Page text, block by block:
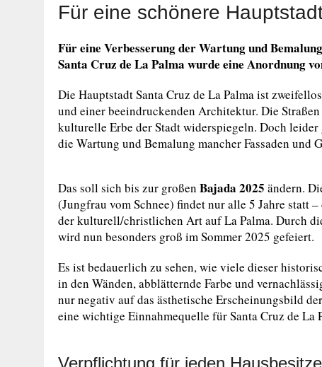
Für eine schönere
Für eine Verbesserung der Wartung und
Santa Cruz de La Palma wurde eine Anordnung
Die Hauptstadt Santa Cruz de La Palma ist
und einer beeindruckenden Architektur. Die
kulturelle Erbe der Stadt widerspiegeln. Doch
die Wartung und Bemalung mancher Fassaden und
Das soll sich bis zur großen Bajada 2025 ändern.
(Jungfrau vom Schnee) findet nur alle 5 Jahre statt
der kulturell/christlichen Art auf La Palma. Durch
wird nun besonders groß im Sommer 2025 gefeiert.
Es ist bedauerlich zu sehen, wie viele dieser
in den Wänden, abblätternde Farbe und
nur negativ auf das ästhetische Erscheinungsbild
eine wichtige Einnahmequelle für Santa Cruz de La
Verpflichtung für jeden